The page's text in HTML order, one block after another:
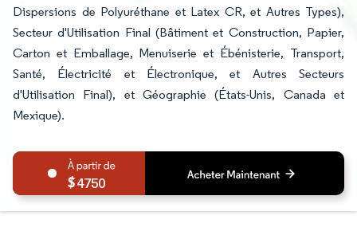
Dispersions de Polyuréthane et Latex CR, et Autres Types),
Secteur d'Utilisation Final (Bâtiment et Construction, Papier,
Carton et Emballage, Menuiserie et Ébénisterie, Transport,
Santé, Électricité et Électronique, et Autres Secteurs
d'Utilisation Final), et Géographie (États-Unis, Canada et
Mexique).
4750